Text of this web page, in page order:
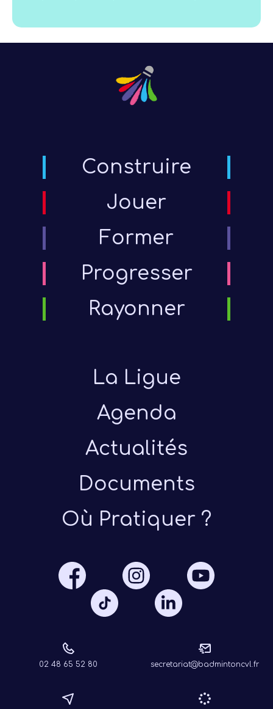
Construire
Jouer
Former
Progresser
Rayonner
La Ligue
Agenda
Actualités
Documents
Où Pratiquer ?
02 48 65 52 80 secretariat@badmintoncvl.fr